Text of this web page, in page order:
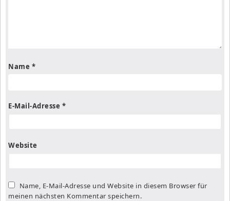
Name *
E-Mail-Adresse *
Website
Name, E-Mail-Adresse und Website in diesem Browser für
meinen nächsten Kommentar speichern.